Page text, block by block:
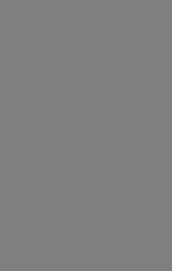
信頼の日
た安心の実績と、